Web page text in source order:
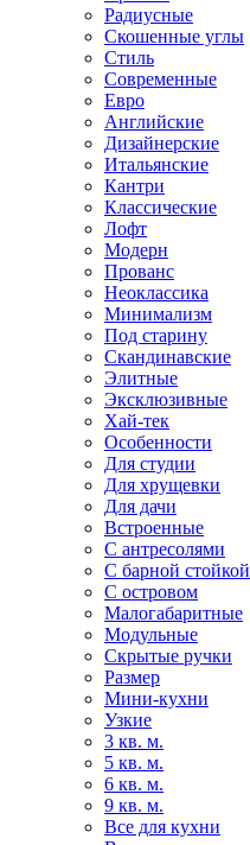
Радиусные
Скошенные углы
Стиль
Современные
Евро
Английские
Дизайнерские
Итальянские
Кантри
Классические
Лофт
Модерн
Прованс
Неоклассика
Минимализм
Под старину
Скандинавские
Элитные
Эксклюзивные
Хай-тек
Особенности
Для студии
Для хрущевки
Для дачи
Встроенные
С антресолями
С барной стойкой
С островом
Малогабаритные
Модульные
Скрытые ручки
Размер
Мини-кухни
Узкие
3 кв. м.
5 кв. м.
6 кв. м.
9 кв. м.
Все для кухни